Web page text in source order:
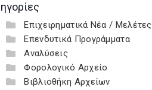
Επιχειρηματικά Νέα / Μελέτες
Επενδυτικά Προγράμματα
Αναλύσεις
Φορολογικό Αρχείο
Βιβλιοθήκη Αρχείων